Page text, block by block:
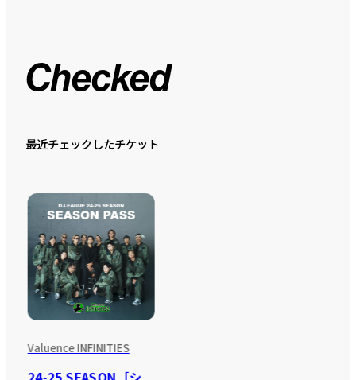
Checked
最近チェックしたチケット
Valuence INFINITIES